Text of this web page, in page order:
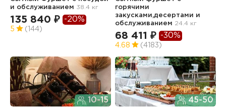
и обслуживанием 38.4 кг
135 840 ₽ -20%
5 (144)
горячими
закусками,десертами и
обслуживанием 24.4 кг
68 411 ₽ -30%
4.68 (4183)
10-15 45-50